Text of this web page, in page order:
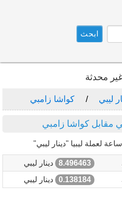
محدثة
ليبي كواشا زامبي
مقابل كواشا زامبي
لعملة ليبيا "دينار ليبي"
8.496463
دينار ليبي
0.138184 دينار ليبي